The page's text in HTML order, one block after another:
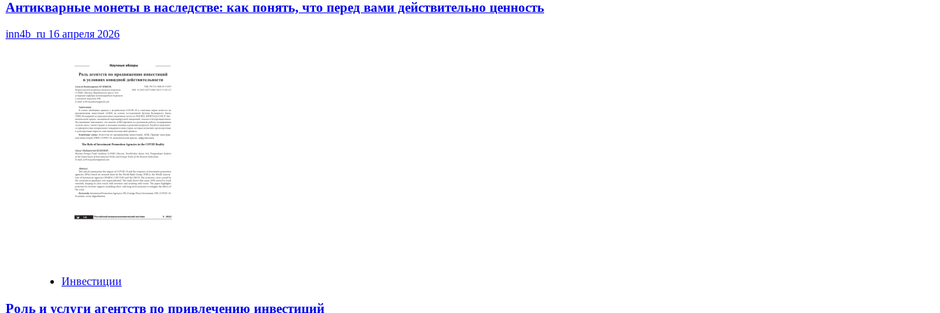
Антикварные монеты в наследстве: как понять, что перед вами действительно ценность
inn4b_ru 16 апреля 2026
Инвестиции
Роль и услуги агентств по привлечению инвестиций